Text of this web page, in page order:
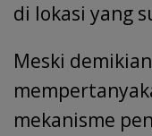
di lokasi yang
Meski
mekanisme